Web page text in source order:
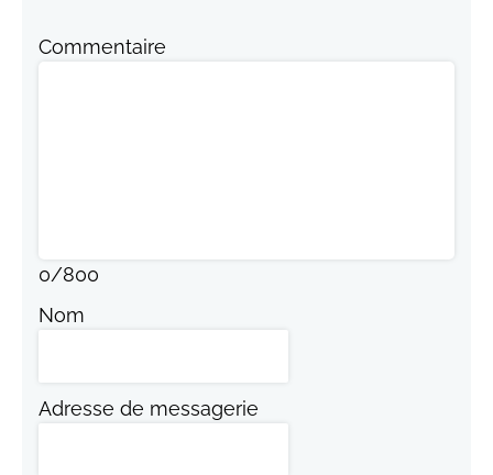
Commentaire
0/800
Nom
Adresse de messagerie